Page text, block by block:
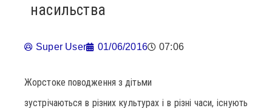
насильства
Super User 01/06/2016 07:06
Жорстоке поводження з дітьми
зустрічаються в різних куль­ту­рах і в різні ча­си, існують